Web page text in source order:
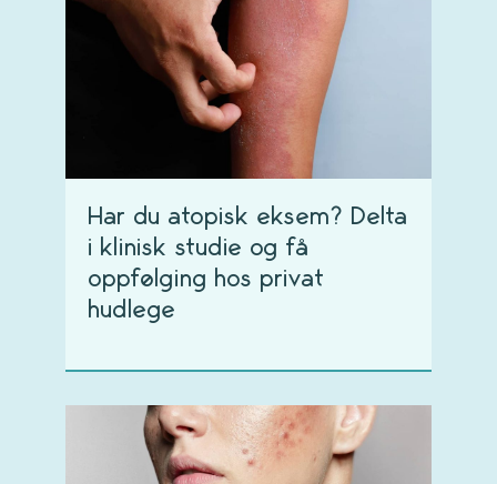
Har du atopisk eksem? Delta
i klinisk studie og få
oppfølging hos privat
hudlege